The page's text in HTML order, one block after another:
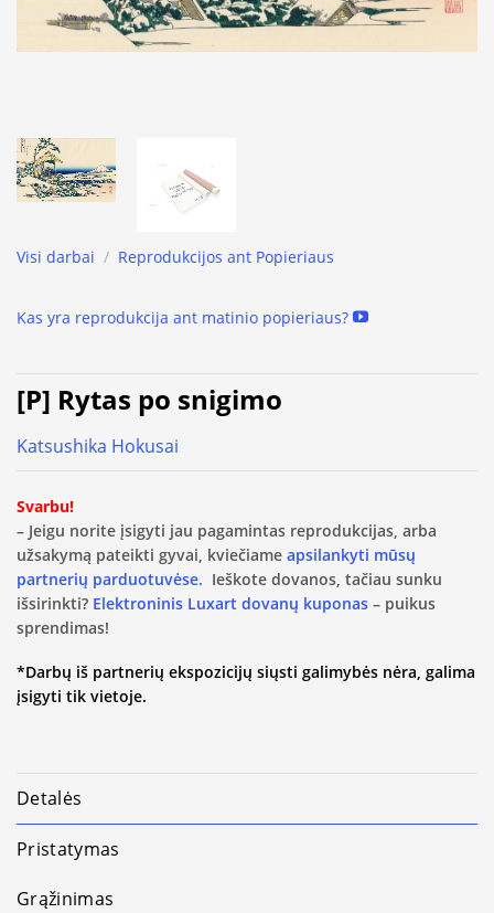
Visi darbai / Reprodukcijos ant Popieriaus
Kas yra reprodukcija ant matinio popieriaus?
[P] Rytas po snigimo
Katsushika Hokusai
Svarbu!
– Jeigu norite įsigyti jau pagamintas reprodukcijas, arba
užsakymą pateikti gyvai, kviečiame apsilankyti mūsų
partnerių parduotuvėse. Ieškote dovanos, tačiau sunku
išsirinkti? Elektroninis Luxart dovanų kuponas – puikus
sprendimas!
*Darbų iš partnerių ekspozicijų siųsti galimybės nėra, galima
įsigyti tik vietoje.
Detalės
Pristatymas
Grąžinimas